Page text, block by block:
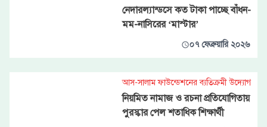
নেদারল্যান্ডসে কত টাকা পাচ্ছে বাঁধন-
মম-নাসিরের ‘মাস্টার’
০৭ ফেব্রুয়ারি ২০২৬
আস-সালাম ফাউন্ডেশনের ব্যতিক্রমী উদ্যোগ
নিয়মিত নামাজ ও রচনা প্রতিযোগিতায়
পুরস্কার পেল শতাধিক শিক্ষার্থী